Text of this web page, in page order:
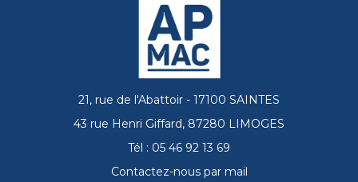
21, rue de l'Abattoir - 17100 SAINTES
43 rue Henri Giffard, 87280 LIMOGES
Tél : 05 46 92 13 69
Contactez-nous par mail